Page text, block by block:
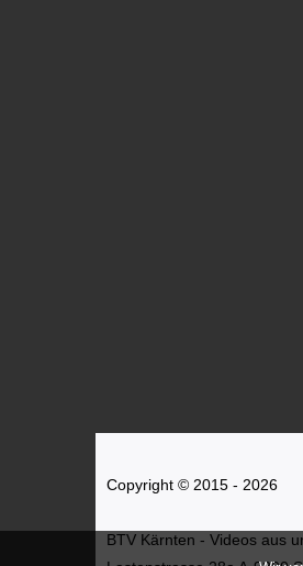
Copyright © 2015 - 2026
BTV Kärnten - Videos aus